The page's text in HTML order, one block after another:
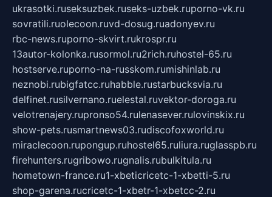
ukrasotki.ruseksuzbek.ruseks-uzbek.ruporno-vk.ru
sovratili.ruolecoon.ruvd-dosug.ruadonyev.ru
rbc-news.ruporno-skvirt.rukrospr.ru
13autor-kolonka.rusormol.ru2rich.ruhostel-65.ru
hostserve.ruporno-na-russkom.rumishinlab.ru
neznobi.rubigfatcc.ruhabble.rustarbucksvia.ru
delfinet.rusilvernano.ruelestal.ruvektor-doroga.ru
velotrenajery.rupronso54.rulenasever.rulovinskix.ru
show-pets.rusmartnews03.rudiscofoxworld.ru
miraclecoon.rupongup.ruhostel65.ruliura.ruglasspb.ru
firehunters.rugribowo.rugnalis.rubulkitula.ru
hometown-france.ru1-xbeticricetc-1-xbetti-5.ru
shop-garena.rucricetc-1-xbetr-1-xbetcc-2.ru